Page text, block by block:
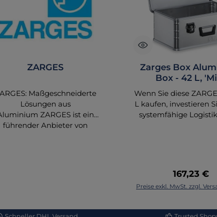
ZARGES
Maßgeschneiderte
Lösungen aus
ZARGES ist ein
führender Anbieter von
Leichtigkeit und
Zarges Box
Box - 42 L,
Wenn Sie diese
L kaufen, investieren
systemfähige
Lagersystemen
Ausführliche
Box 'Mini' ist mehr als
Regulärer
167,23 €
Preise exkl. MwSt. zzgl.
In den